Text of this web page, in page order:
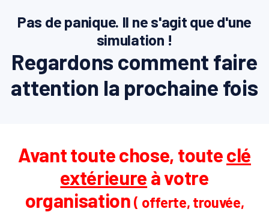
Pas de panique. Il ne s'agit que d'une
simulation !
Regardons comment faire
attention la prochaine fois
Avant toute chose, touteclé
extérieure à votre
organisation( offerte, trouvée,